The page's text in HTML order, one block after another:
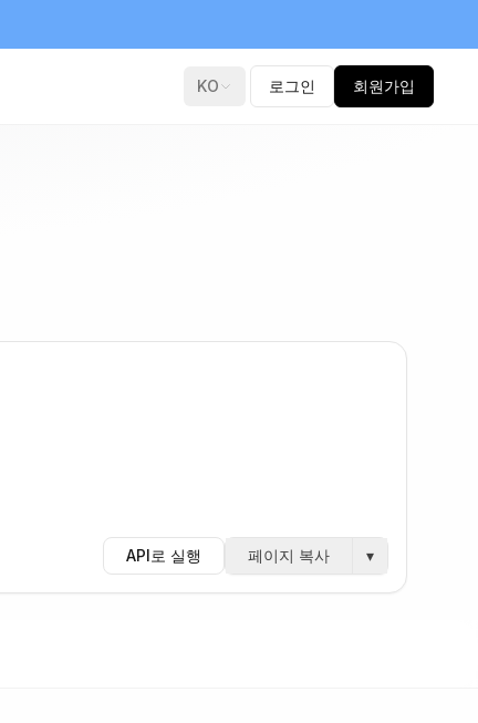
KO 로그인 회원가입
API로 실행 페이지 복사 ▾